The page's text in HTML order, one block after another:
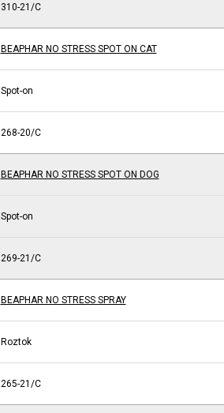
310-21/C
BEAPHAR NO STRESS SPOT ON CAT
Spot-on
268-20/C
BEAPHAR NO STRESS SPOT ON DOG
Spot-on
269-21/C
BEAPHAR NO STRESS SPRAY
Roztok
265-21/C